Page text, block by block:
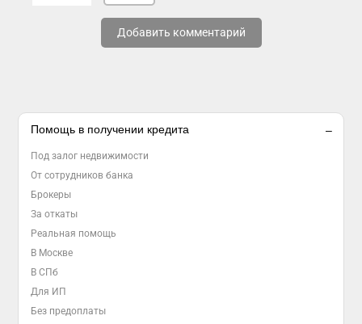
Добавить комментарий
Помощь в получении кредита
Под залог недвижимости
От сотрудников банка
Брокеры
За откаты
Реальная помощь
В Москве
В СПб
Для ИП
Без предоплаты